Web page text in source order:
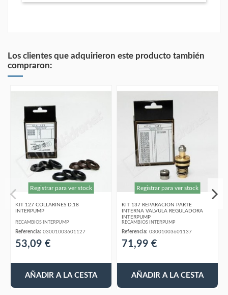
Los clientes que adquirieron este producto también
compraron:
Registrar para ver stock
KIT 127 COLLARINES D.18
INTERPUMP
RECAMBIOS INTERPUMP
Referencia: 03001003601127
53,09 €
AÑADIR A LA CESTA
Registrar para ver stock
KIT 137 REPARACION PARTE
INTERNA VALVULA REGULADORA
INTERPUMP
RECAMBIOS INTERPUMP
Referencia: 03001003601137
71,99 €
AÑADIR A LA CESTA